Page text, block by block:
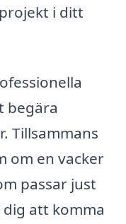
i ditt
begära
Tillsammans
om en vacker
passar just
dig att komma